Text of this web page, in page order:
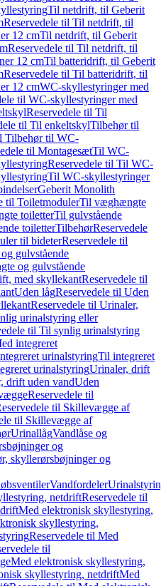
Til netdrift, til Geberit
Reservedele til Til netdrift, til
12 cmTil netdrift, til Geberit
Reservedele til Til netdrift, til
12 cmTil batteridrift, til Geberit
Reservedele til Til batteridrift, til
12 cmWC-skyllestyringer med
til WC-skyllestyringer med
Reservedele til Til
til Til enkeltskylTilbehør til
Tilbehør til WC-
til MontagesætTil WC-
Reservedele til Til WC-
Til WC-skyllestyringer
Geberit Monolith
til ToiletmodulerTil væghængte
toiletterTil gulvstående
toiletterTilbehørReservedele
til bideterReservedele til
gulvstående
og gulvstående
med skyllekantReservedele til
Uden lågReservedele til Uden
Reservedele til Urinaler,
urinalstyring eller
til Til synlig urinalstyring
integreret
urinalstyringTil integreret
urinalstyringUrinaler, drift
drift uden vandUden
Reservedele til
til Skillevægge af
til Skillevægge af
UrinallågVandlåse og
og
skyllerørsbøjninger og
Vandfordeler
netdriftReservedele til
Med elektronisk skyllestyring,
skyllestyring,
Reservedele til Med
til
Med elektronisk skyllestyring,
skyllestyring, netdriftMed